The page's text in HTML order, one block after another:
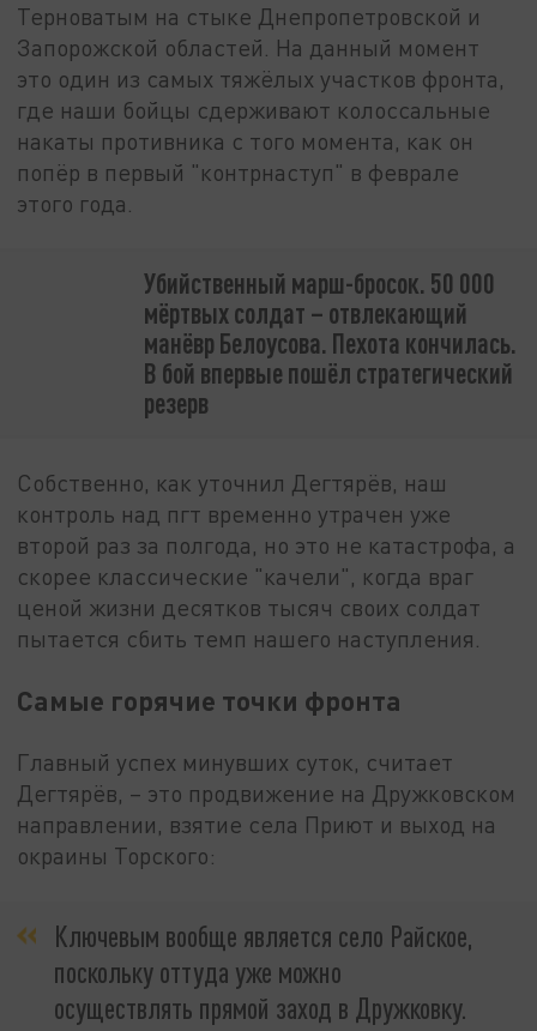
Терноватым на стыке Днепропетровской и
Запорожской областей. На данный момент
это один из самых тяжёлых участков фронта,
где наши бойцы сдерживают колоссальные
накаты противника с того момента, как он
попёр в первый "контрнаступ" в феврале
этого года.
Убийственный марш-бросок. 50 000
мёртвых солдат – отвлекающий
манёвр Белоусова. Пехота кончилась.
В бой впервые пошёл стратегический
резерв
Собственно, как уточнил Дегтярёв, наш
контроль над пгт временно утрачен уже
второй раз за полгода, но это не катастрофа, а
скорее классические "качели", когда враг
ценой жизни десятков тысяч своих солдат
пытается сбить темп нашего наступления.
Самые горячие точки фронта
Главный успех минувших суток, считает
Дегтярёв, – это продвижение на Дружковском
направлении, взятие села Приют и выход на
окраины Торского:
Ключевым вообще является село Райское,
поскольку оттуда уже можно
осуществлять прямой заход в Дружковку.